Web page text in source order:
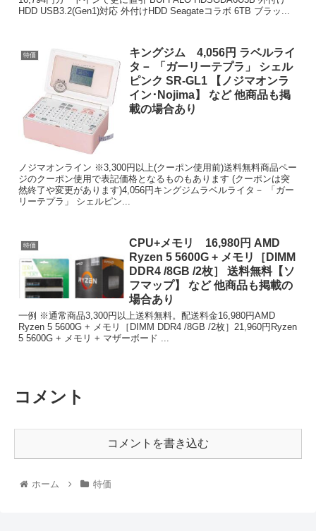
HDD USB3.2(Gen1)対応 外付けHDD Seagateコラボ 6TB ブラッ...
特価
キングジム 4,056円 ラベルライ
タ－ 「ガーリーテプラ」 シェル
ピンク SR-GL1 【ノジマオンラ
イン･Nojima】 など 他商品も掲
載の場合あり
ノジマオンライン ※3,300円以上(クーポン使用前)送料無料商品ペー
ジのクーポン使用で表記価格となるものもあります (クーポンは突
然終了や変更があります)4,056円キングジムラベルライタ－ 「ガー
リーテプラ」 シェルピン...
特価
CPU+メモリ 16,980円 AMD
Ryzen 5 5600G + メモリ［DIMM
DDR4 /8GB /2枚］ 送料無料【ソ
フマップ】 など 他商品も掲載の
場合あり
一例 ※通常商品3,300円以上送料無料。配送料金16,980円AMD
Ryzen 5 5600G + メモリ［DIMM DDR4 /8GB /2枚］21,960円Ryzen
5 5600G + メモリ + マザーボード ...
コメント
コメントを書き込む
ホーム 特価